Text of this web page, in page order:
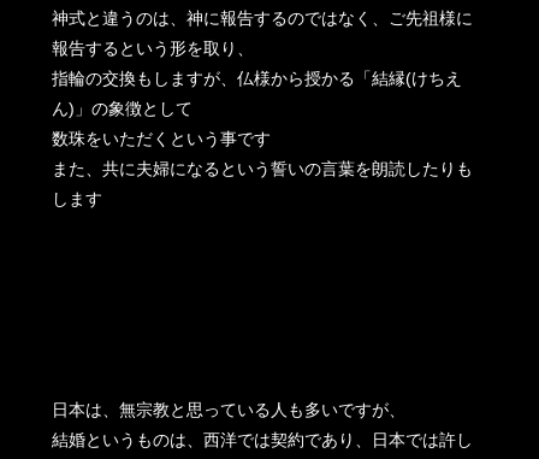
神式と違うのは、神に報告するのではなく、ご先祖様に
報告するという形を取り、
指輪の交換もしますが、仏様から授かる「結縁(けちえ
ん)」の象徴として
数珠をいただくという事です
また、共に夫婦になるという誓いの言葉を朗読したりも
します
日本は、無宗教と思っている人も多いですが、
結婚というものは、西洋では契約であり、日本では許し